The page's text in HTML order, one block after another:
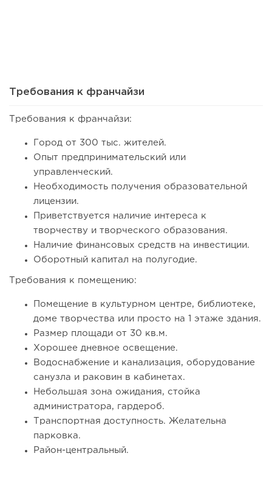
131 8
Франшиза кафе: рейтинг лучших франшиз общепита для
120
Требования к франчайзи
Требования к франчайзи:
Город от 300 тыс. жителей.
Опыт предпринимательский или
управленческий.
Необходимость получения образовательной
лицензии.
Приветствуется наличие интереса к
творчеству и творческого образования.
Наличие финансовых средств на инвестиции.
Оборотный капитал на полугодие.
Требования к помещению:
Помещение в культурном центре, библиотеке,
доме творчества или просто на 1 этаже здания.
Размер площади от 30 кв.м.
Хорошее дневное освещение.
Водоснабжение и канализация, оборудование
санузла и раковин в кабинетах.
Небольшая зона ожидания, стойка
администратора, гардероб.
Транспортная доступность. Желательна
парковка.
Район-центральный.